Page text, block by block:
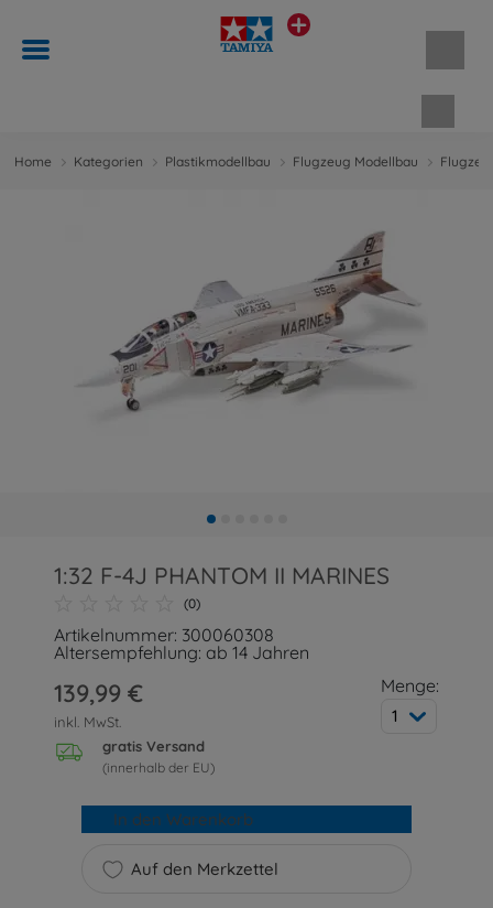
Home Kategorien Plastikmodellbau Flugzeug Modellbau
1:32 F-4J PHANTOM II MARINES
(0)
Artikelnummer: 300060308
Altersempfehlung: ab 14 Jahren
139,99 €
inkl. MwSt.
gratis Versand
(innerhalb der EU)
Menge:
1
Auf den Merkzettel
In den Warenkorb